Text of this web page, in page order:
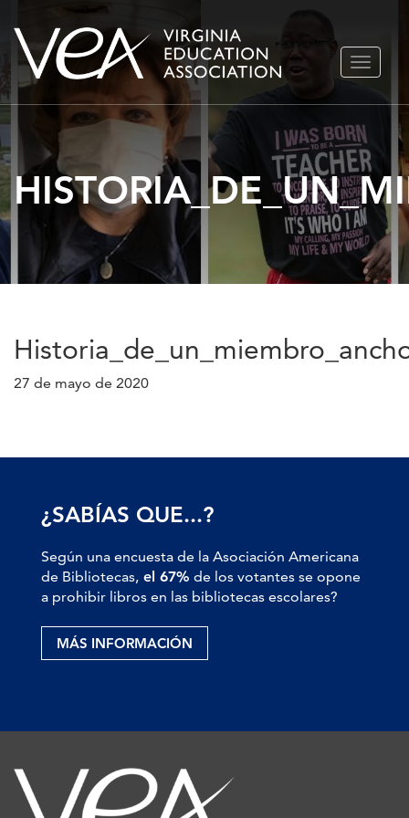
Ir
al
contenido
27 de mayo de 2020
¿SABÍAS QUE...?
Según una encuesta de la Asociación Americana
de Bibliotecas, el 67% de los votantes se opone
a prohibir libros en las bibliotecas escolares?
MÁS INFORMACIÓN